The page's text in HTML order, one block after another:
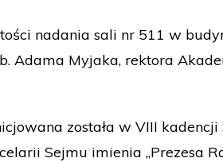
nadania sali nr 511 w
Adama Myjaka, rektora
została w VIII
Sejmu imienia „Prezesa